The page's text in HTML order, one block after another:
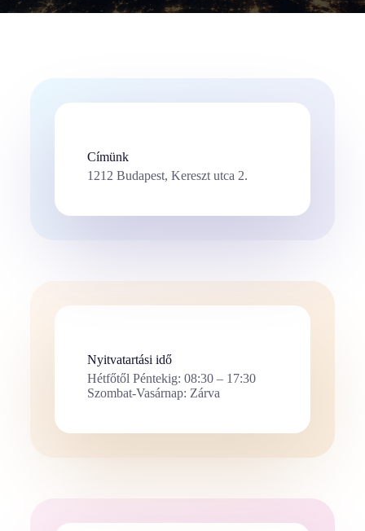
Címünk
1212 Budapest, Kereszt utca 2.
Nyitvatartási idő
Hétfőtől Péntekig: 08:30 – 17:30
Szombat-Vasárnap: Zárva